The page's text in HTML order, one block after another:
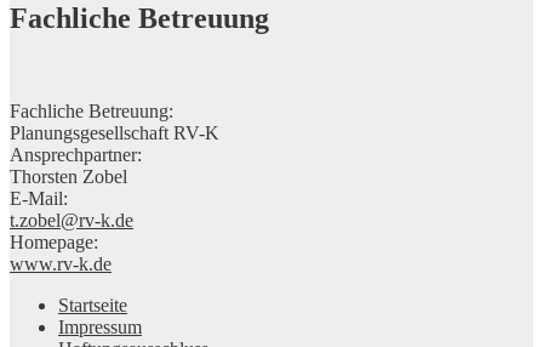
Fachliche Betreuung
Fachliche Betreuung:
Planungsgesellschaft RV-K
Ansprechpartner:
Thorsten Zobel
E-Mail:
t.zobel@rv-k.de
Homepage:
www.rv-k.de
Startseite
Impressum